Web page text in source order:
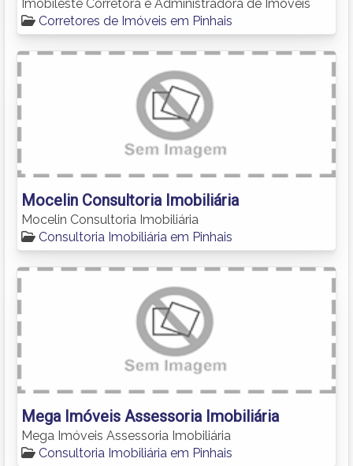
Imobileste Corretora e Administradora de Imóveis
Corretores de Imóveis em Pinhais
Mocelin Consultoria Imobiliária
Mocelin Consultoria Imobiliária
Consultoria Imobiliária em Pinhais
Mega Imóveis Assessoria Imobiliária
Mega Imóveis Assessoria Imobiliária
Consultoria Imobiliária em Pinhais